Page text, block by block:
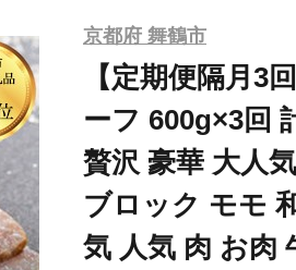
京都府 舞鶴市
【定期便隔月3
ーフ 600g×3回
贅沢 豪華 大人
ブロック モモ
気 人気 肉 お肉